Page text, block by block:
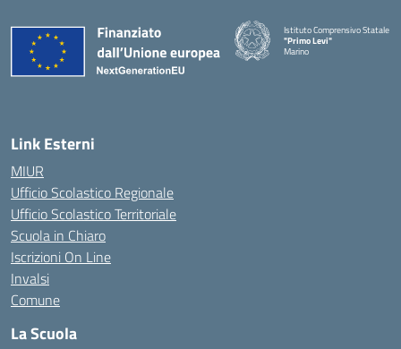
Istituto Comprensivo Statale
"Primo Levi"
Marino
Link Esterni
MIUR
Ufficio Scolastico Regionale
Ufficio Scolastico Territoriale
Scuola in Chiaro
Iscrizioni On Line
Invalsi
Comune
La Scuola